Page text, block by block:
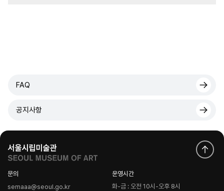
FAQ
공지사항
문의
semaaa@seoul.go.kr
운영시간
화-금 : 오전 10시-오후 8시